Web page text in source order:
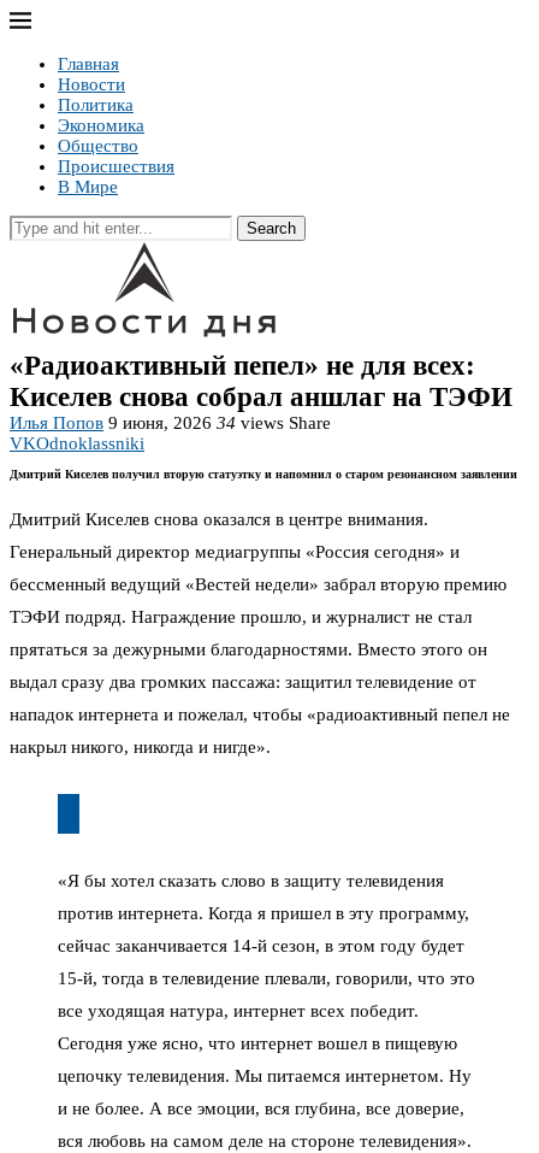
Главная
Новости
Политика
Экономика
Общество
Происшествия
В Мире
Search
«Радиоактивный пепел» не для всех:
Киселев снова собрал аншлаг на ТЭФИ
Илья Попов 9 июня, 2026 34 views Share
VKOdnoklassniki
Дмитрий Киселев получил вторую статуэтку и напомнил о старом резонансном заявлении
Дмитрий Киселев снова оказался в центре внимания.
Генеральный директор медиагруппы «Россия сегодня» и
бессменный ведущий «Вестей недели» забрал вторую премию
ТЭФИ подряд. Награждение прошло, и журналист не стал
прятаться за дежурными благодарностями. Вместо этого он
выдал сразу два громких пассажа: защитил телевидение от
нападок интернета и пожелал, чтобы «радиоактивный пепел не
накрыл никого, никогда и нигде».
«Я бы хотел сказать слово в защиту телевидения
против интернета. Когда я пришел в эту программу,
сейчас заканчивается 14-й сезон, в этом году будет
15-й, тогда в телевидение плевали, говорили, что это
все уходящая натура, интернет всех победит.
Сегодня уже ясно, что интернет вошел в пищевую
цепочку телевидения. Мы питаемся интернетом. Ну
и не более. А все эмоции, вся глубина, все доверие,
вся любовь на самом деле на стороне телевидения».